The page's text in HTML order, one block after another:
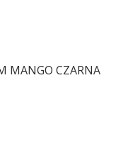
MANGO CZARNA